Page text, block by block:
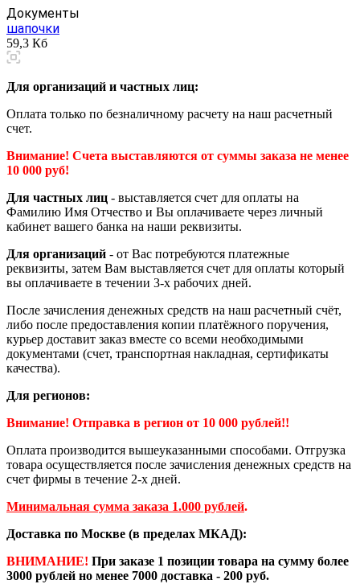
Документы
шапочки
59,3 Кб
Для организаций и частных лиц:
Оплата только по безналичному расчету на наш расчетный
счет.
Внимание! Счета выставляются от суммы заказа не менее
10 000 руб!
Для частных лиц - выставляется счет для оплаты на
Фамилию Имя Отчество и Вы оплачиваете через личный
кабинет вашего банка на наши реквизиты.
Для организаций - от Вас потребуются платежные
реквизиты, затем Вам выставляется счет для оплаты который
вы оплачиваете в течении 3-х рабочих дней.
После зачисления денежных средств на наш расчетный счёт,
либо после предоставления копии платёжного поручения,
курьер доставит заказ вместе со всеми необходимыми
документами (счет, транспортная накладная, сертификаты
качества).
Для регионов:
Внимание! Отправка в регион от 10 000 рублей!!
Оплата производится вышеуказанными способами. Отгрузка
товара осуществляется после зачисления денежных средств на
счет фирмы в течение 2-х дней.
Минимальная сумма заказа 1.000 рублей.
Доставка по Москве (в пределах МКАД):
ВНИМАНИЕ! При заказе 1 позиции товара на сумму более
3000 рублей но менее 7000 доставка - 200 руб.